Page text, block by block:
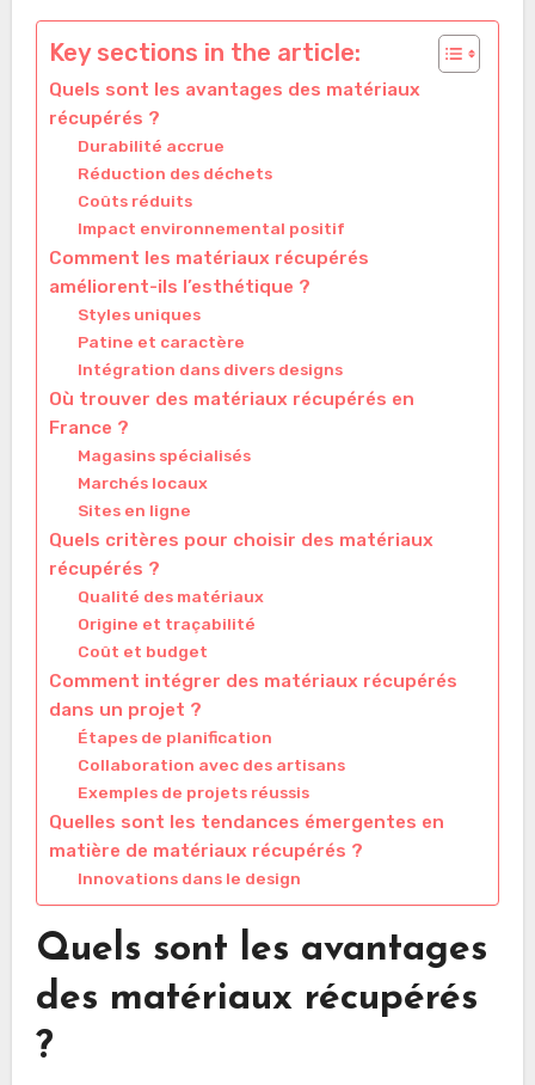
Key sections in the article:
Quels sont les avantages des matériaux
récupérés ?
Durabilité accrue
Réduction des déchets
Coûts réduits
Impact environnemental positif
Comment les matériaux récupérés
améliorent-ils l’esthétique ?
Styles uniques
Patine et caractère
Intégration dans divers designs
Où trouver des matériaux récupérés en
France ?
Magasins spécialisés
Marchés locaux
Sites en ligne
Quels critères pour choisir des matériaux
récupérés ?
Qualité des matériaux
Origine et traçabilité
Coût et budget
Comment intégrer des matériaux récupérés
dans un projet ?
Étapes de planification
Collaboration avec des artisans
Exemples de projets réussis
Quelles sont les tendances émergentes en
matière de matériaux récupérés ?
Innovations dans le design
Quels sont les avantages
des matériaux récupérés
?